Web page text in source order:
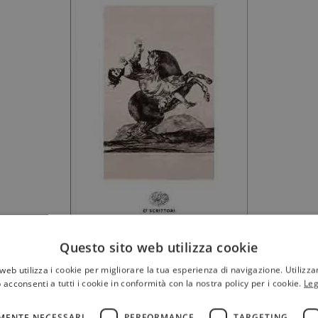
è la storia di Anna, figlia di un nobile decaduto e
una relazione morbosa, fatta di maltrattamenti e
si innamora di Anna perdutamente, e comincia a
che lo ama teneramente. Edoardo scompare nel nulla
Questo sito web utilizza cookie
utilizza i cookie per migliorare la tua esperienza di navigazione.
acconsenti a tutti i cookie in conformità con la nostra policy per i cookie.